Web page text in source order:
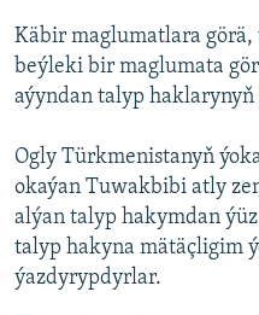
Käbir maglumatlara
beýleki bir maglumata
aýyndan talyp
Ogly Türkmenistanyň
okaýan Tuwakbibi atly
alýan talyp hakymdan
talyp hakyna mätäçligim
ýazdyrypdyrlar.